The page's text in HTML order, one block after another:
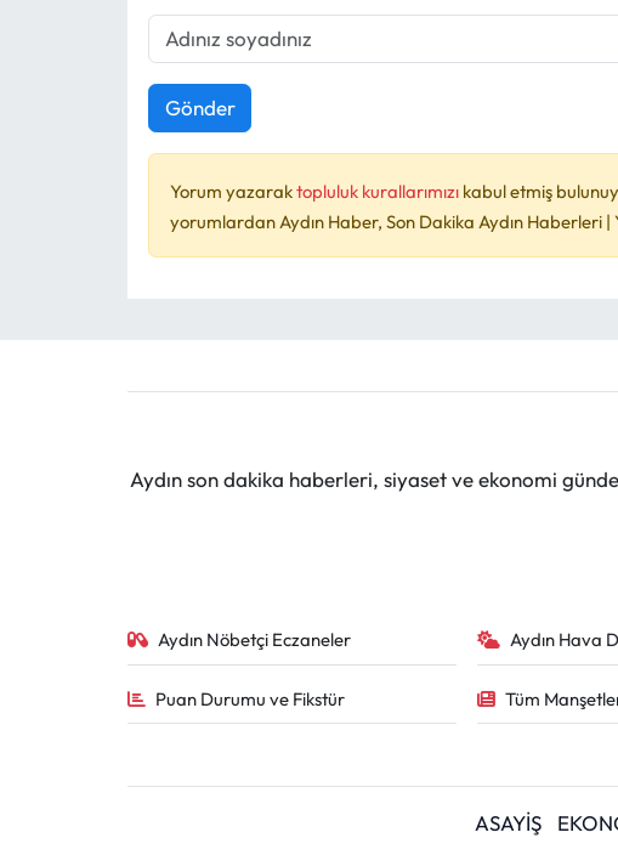
Gönder
Yorum yazaraktopluluk kurallarımızı kabul etmiş
yorumlardan Aydın Haber, Son Dakika Aydın Haberleri
Aydın son dakika haberleri, siyaset ve ekonomi
Aydın Nöbetçi Eczaneler Aydın Hava
Puan Durumu ve Fikstür Tüm
ASAYİŞ